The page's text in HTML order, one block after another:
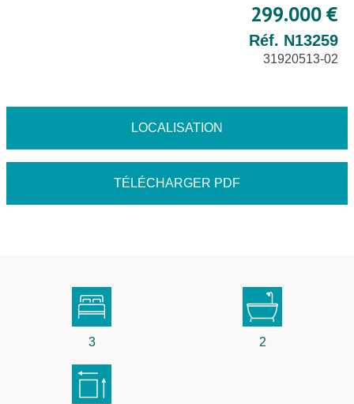
299.000 €
Réf. N13259
31920513-02
LOCALISATION
TÉLÉCHARGER PDF
3 2